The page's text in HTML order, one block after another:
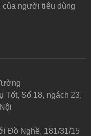
của người tiêu dùng
Tốt, Số 18, ngách 23,
Đồ Nghề, 181/31/15